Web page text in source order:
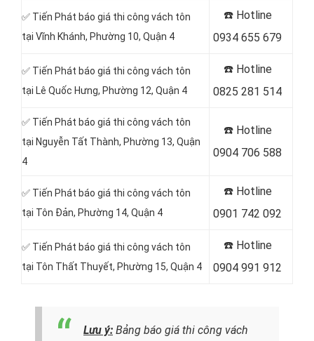
✅ Tiến Phát báo giá thi công vách tôn
tại Vĩnh Khánh, Phường 10, Quận 4
☎️ Hotline
0934 655 679
✅ Tiến Phát báo giá thi công vách tôn
tại Lê Quốc Hưng, Phường 12, Quận 4
☎️ Hotline
0825 281 514
✅ Tiến Phát báo giá thi công vách tôn
tại Nguyễn Tất Thành, Phường 13, Quận
4
☎️ Hotline
0904 706 588
✅ Tiến Phát báo giá thi công vách tôn
tại Tôn Ðản, Phường 14, Quận 4
☎️ Hotline
0901 742 092
✅ Tiến Phát báo giá thi công vách tôn
tại Tôn Thất Thuyết, Phường 15, Quận 4
☎️ Hotline
0904 991 912
Lưu ý: Bảng báo giá thi công vách